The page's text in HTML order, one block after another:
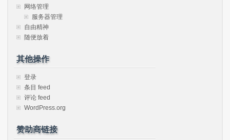
网络管理
服务器管理
自由精神
随便放着
其他操作
登录
条目 feed
评论 feed
WordPress.org
赞助商链接